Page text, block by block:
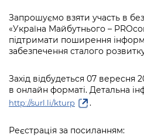
Вакансії
Статистика
Регуляторна діяльність
Фінанси та бюджет
Безпека та правопорядок
Ритуальні послуги
Іноземцям / For foreigners
Пам'ятки культурної
Контактний центр
Допомога учасникам АТО
Рада з питань
осіб при Київській
адміністрації
«Ініціатива «Партнерство
Питання і відповіді про
інформацію
Порядок оскарження
Звіти про опрацювання
публічну інформацію
Інформація для споживачів
Submitting a media request
Зйомки в лікарнях в
стану / Rules for media
Контакти для медіа /
media
Запрошуємо взяти участь в
«Україна Майбутнього –
підтримати поширення
забезпечення сталого
Захід відбудеться 07 вересня
в онлайн форматі. Детальна
http://surl.li/kturp .
Реєстрація за посиланням: